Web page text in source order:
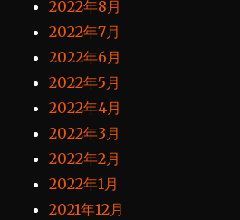
2022年8月
2022年7月
2022年6月
2022年5月
2022年4月
2022年3月
2022年2月
2022年1月
2021年12月